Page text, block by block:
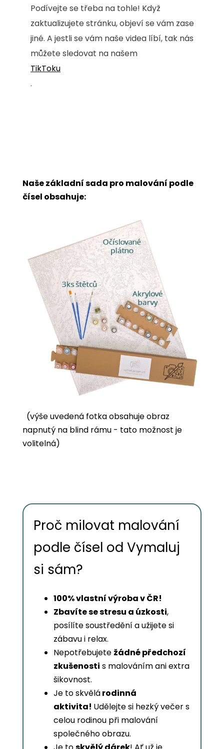
Podívejte se třeba na tohle! Když
zaktualizujete stránku, objeví se vám zase
jiné. A jestli se vám naše videa líbí, tak nás
můžete sledovat na našem
TikToku
.
Naše základní sada pro malování podle
čísel obsahuje:
(výše uvedená fotka obsahuje obraz
napnutý na blind rámu - tato možnost je
volitelná)
Proč milovat malování
podle čísel od Vymaluj
si sám?
100% vlastní výroba v ČR!
Zbavíte se stresu a úzkosti,
posílíte soustředění a užijete si
zábavu i relax.
Nepotřebujete žádné předchozí
zkušenosti s malováním ani extra
šikovnost.
Je to skvělárodinná
aktivita! Udělejte si hezký večer s
celou rodinou při malování
společného obrazu.